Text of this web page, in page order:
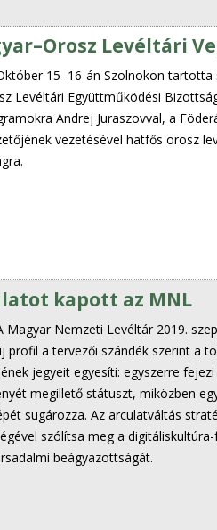
Levéltári
15–16-án Szolnokon
Levéltári Együttműködési
Andrej Juraszovval, a
vezetésével hatfős orosz
kapott az MNL
Magyar Nemzeti Levéltár 2019.
profil a tervezői szándék szerint a
jegyeit egyesíti: egyszerre
megillető státuszt, miközben
sugározza. Az arculatváltás
szólítsa meg a
beágyazottságát.